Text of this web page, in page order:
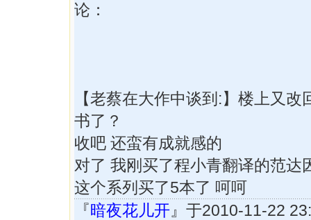
论：
【老蔡在大作中谈到:】楼上又改
书了？
收吧 还蛮有成就感的
对了 我刚买了程小青翻译的范达
这个系列买了5本了 呵呵
『暗夜花儿开 』于2010-11-22